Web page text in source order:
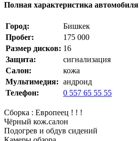
Полная характеристика автомобиля
Город:
Бишкек
Пробег:
175 000
Размер дисков: 16
Защита:
сигнализация
Салон:
кожа
Мультимедия: андроид
Телефон:
0 557 65 55 55
Сборка : Европеец ! ! !
Чёрный кож.салон
Подогрев и обдув сидений